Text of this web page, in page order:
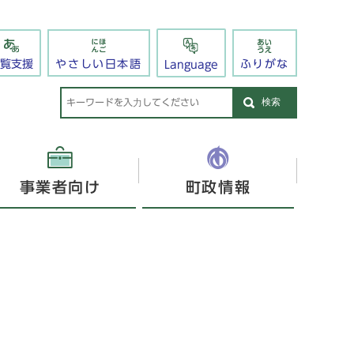
支援 やさしい日本語 Language ふりがな
検索
事業者向け 町政情報